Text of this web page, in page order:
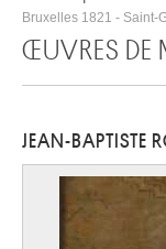
Bruxelles 1821 - Saint-
ŒUVRES DE
JEAN-BAPTISTE